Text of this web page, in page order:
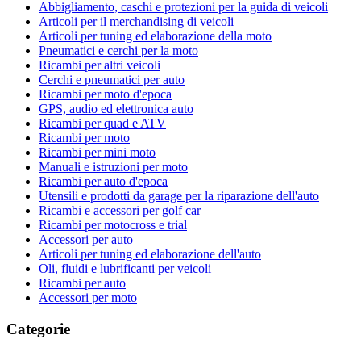
Abbigliamento, caschi e protezioni per la guida di veicoli
Articoli per il merchandising di veicoli
Articoli per tuning ed elaborazione della moto
Pneumatici e cerchi per la moto
Ricambi per altri veicoli
Cerchi e pneumatici per auto
Ricambi per moto d'epoca
GPS, audio ed elettronica auto
Ricambi per quad e ATV
Ricambi per moto
Ricambi per mini moto
Manuali e istruzioni per moto
Ricambi per auto d'epoca
Utensili e prodotti da garage per la riparazione dell'auto
Ricambi e accessori per golf car
Ricambi per motocross e trial
Accessori per auto
Articoli per tuning ed elaborazione dell'auto
Oli, fluidi e lubrificanti per veicoli
Ricambi per auto
Accessori per moto
Categorie